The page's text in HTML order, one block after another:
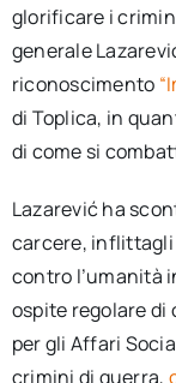
glorificare i
generale
riconoscimento
di Toplica, in
di come si
Lazarević ha
carcere, inflittagli
contro l’umanità
ospite regolare di
per gli Affari
crimini di guerra,